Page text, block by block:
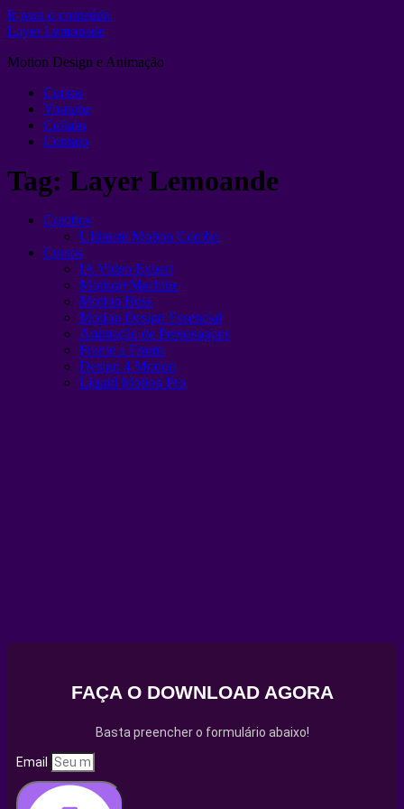
Ir para o conteúdo
Layer Lemonade
Motion Design e Animação
Cursos
Youtube
Collabs
Contato
Tag: Layer Lemoande
Combos
Ultimate Motion Combo
Cursos
IA Video Expert
Motion+Machine
Motion Boss
Motion Design Essencial
Animação de Personagens
Frame a Frame
Design 4 Motion
Liquid Motion Pro
FAÇA O DOWNLOAD AGORA
Basta preencher o formulário abaixo!
Email